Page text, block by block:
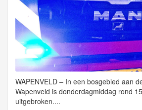
WAPENVELD – In een bosgebied aan
Wapenveld is donderdagmiddag rond
uitgebroken....